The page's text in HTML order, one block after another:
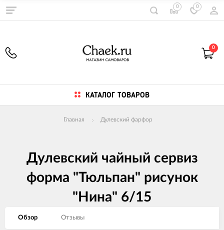
0 0
0
КАТАЛОГ ТОВАРОВ
Главная Дулевский фарфор
Дулевский чайный сервиз
форма "Тюльпан" рисунок
"Нина" 6/15
Обзор Отзывы